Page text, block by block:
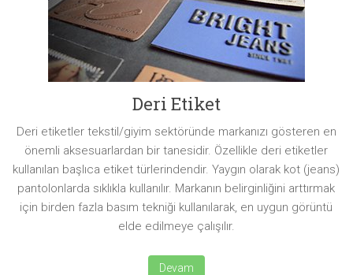
Deri Etiket
Deri etiketler tekstil/giyim sektöründe markanızı gösteren en
önemli aksesuarlardan bir tanesidir. Özellikle deri etiketler
kullanılan başlıca etiket türlerindendir. Yaygın olarak kot (jeans)
pantolonlarda sıklıkla kullanılır. Markanın belirginliğini arttırmak
için birden fazla basım tekniği kullanılarak, en uygun görüntü
elde edilmeye çalışılır.
Devam